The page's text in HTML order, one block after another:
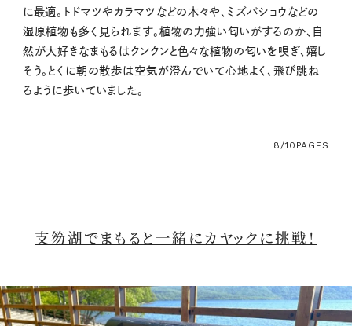
に最適。トドマツやカラマツなどの木々や、ミズバショウなどの
湿原植物も多く見られます。植物の力強い匂いがするのか、自
然が大好きなまもるはクンクンと色々な植物の匂いを嗅ぎ、嬉し
そう。とくに朝の散歩は空気が澄んでいて心地よく、飛び跳ね
るように歩いていました。
8/10 PAGES
支笏湖でまもると一緒にカヤックに挑戦！